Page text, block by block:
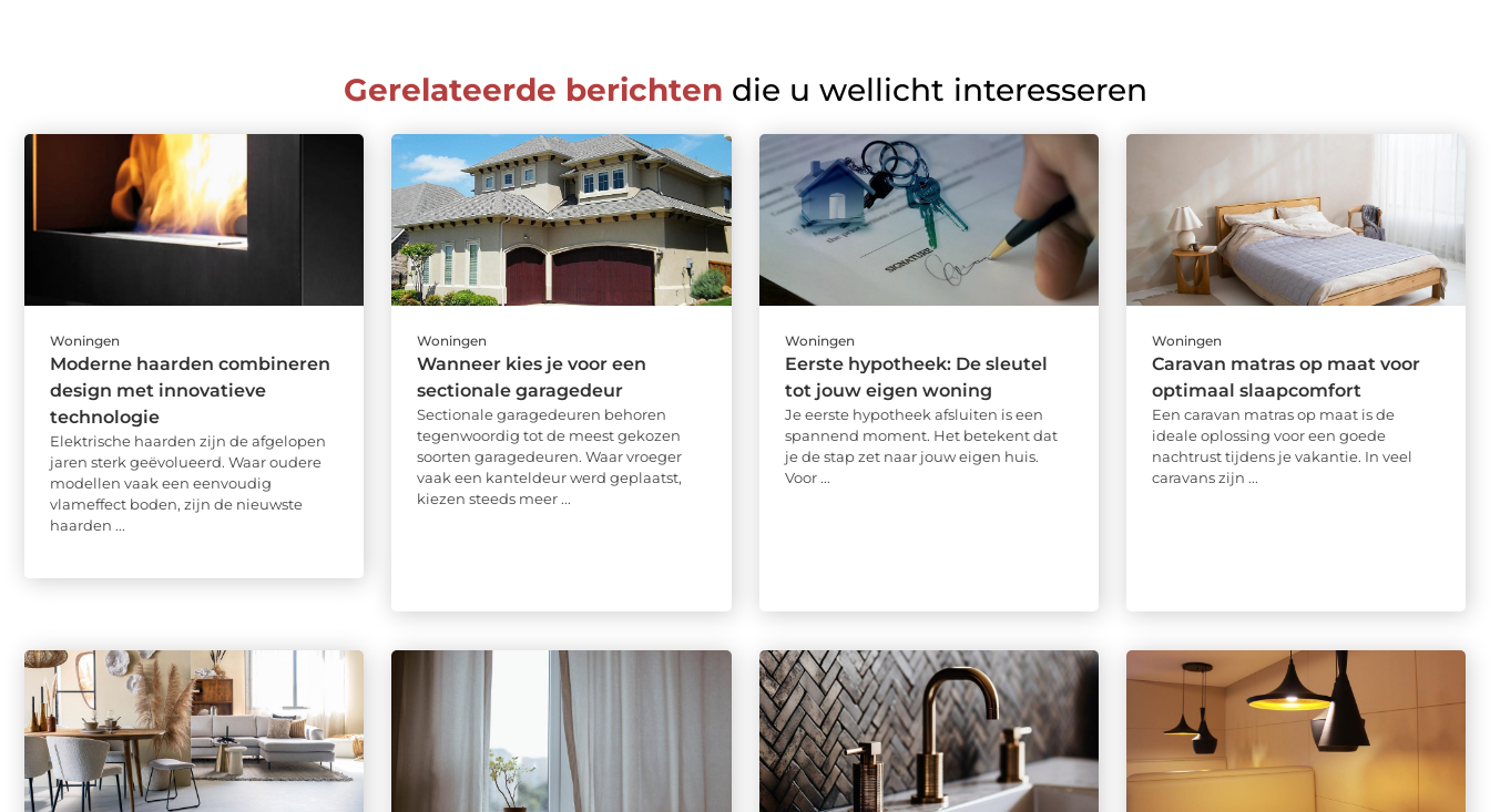
Gerelateerde berichten die u wellicht interesseren
Woningen
Moderne haarden combineren
design met innovatieve
technologie
Elektrische haarden zijn de afgelopen
jaren sterk geëvolueerd. Waar oudere
modellen vaak een eenvoudig
vlameffect boden, zijn de nieuwste
haarden ...
Woningen
Wanneer kies je voor een
sectionale garagedeur
Sectionale garagedeuren behoren
tegenwoordig tot de meest gekozen
soorten garagedeuren. Waar vroeger
vaak een kanteldeur werd geplaatst,
kiezen steeds meer ...
Woningen
Eerste hypotheek: De sleutel
tot jouw eigen woning
Je eerste hypotheek afsluiten is een
spannend moment. Het betekent dat
je de stap zet naar jouw eigen huis.
Voor ...
Woningen
Caravan matras op maat voor
optimaal slaapcomfort
Een caravan matras op maat is de
ideale oplossing voor een goede
nachtrust tijdens je vakantie. In veel
caravans zijn ...